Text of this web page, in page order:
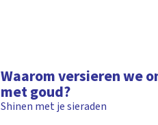
Waarom versieren we
met goud?
Shinen met je sieraden